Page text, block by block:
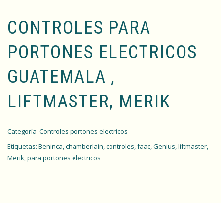
CONTROLES PARA
PORTONES ELECTRICOS
GUATEMALA ,
LIFTMASTER, MERIK
Categoría: Controles portones electricos
Etiquetas: Beninca,chamberlain,controles,faac,Genius,liftmaster,
Merik,para portones electricos